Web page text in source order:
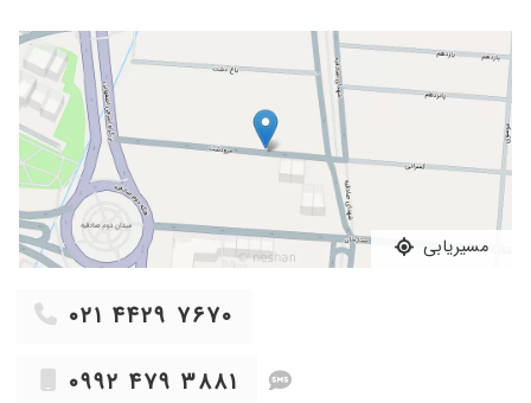
مسیریابی
۰۲۱ ۴۴۲۹ ۷۶۷۰
۰۹۹۲ ۴۷۹ ۳۸۸۱